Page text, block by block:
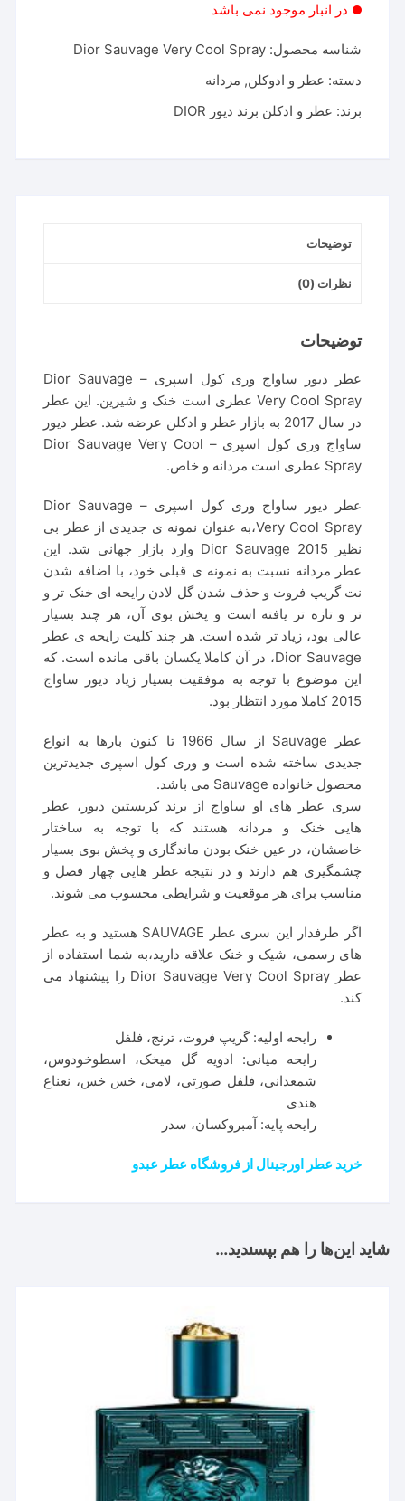
در انبار موجود نمی باشد
شناسه محصول:Dior Sauvage Very Cool Spray
دسته: عطر و ادوکلن, مردانه
برند: عطر و ادکلن برند دیور DIOR
توضیحات
نظرات (0)
توضیحات
عطر دیور ساواج وری کول اسپری – Dior Sauvage
Very Cool Spray عطری است خنک و شیرین. این عطر
در سال 2017 به بازار عطر و ادکلن عرضه شد. عطر دیور
ساواج وری کول اسپری – Dior Sauvage Very Cool
Spray عطری است مردانه و خاص.
عطر دیور ساواج وری کول اسپری – Dior Sauvage
Very Cool Spray،به عنوان نمونه ی جدیدی از عطر بی
نظیر Dior Sauvage 2015 وارد بازار جهانی شد. این
عطر مردانه نسبت به نمونه ی قبلی خود، با اضافه شدن
نت گریپ فروت و حذف شدن گل لادن رایحه ای خنک تر و
تر و تازه تر یافته است و پخش بوی آن، هر چند بسیار
عالی بود، زیاد تر شده است. هر چند کلیت رایحه ی عطر
Dior Sauvage، در آن کاملا یکسان باقی مانده است. که
این موضوع با توجه به موفقیت بسیار زیاد دیور ساواج
2015 کاملا مورد انتظار بود.
عطر Sauvage از سال 1966 تا کنون بارها به انواع
جدیدی ساخته شده است و وری کول اسپری جدیدترین
محصول خانواده Sauvage می باشد.
سری عطر های او ساواج از برند کریستین دیور، عطر
هایی خنک و مردانه هستند که با توجه به ساختار
خاصشان، در عین خنک بودن ماندگاری و پخش بوی بسیار
چشمگیری هم دارند و در نتیجه عطر هایی چهار فصل و
مناسب برای هر موقعیت و شرایطی محسوب می شوند.
اگر طرفدار این سری عطر SAUVAGE هستید و به عطر
های رسمی، شیک و خنک علاقه دارید،به شما استفاده از
عطر Dior Sauvage Very Cool Spray را پیشنهاد می
کند.
رایحه اولیه: گریپ فروت، ترنج، فلفل
رایحه میانی: ادویه گل میخک، اسطوخودوس،
شمعدانی، فلفل صورتی، لامی، خس خس، نعناع
هندی
رایحه پایه: آمبروکسان، سدر
خرید عطر اورجینال از فروشگاه عطر عبدو
شاید این‌ها را هم بپسندید…